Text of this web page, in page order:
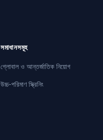
সমাধানসমূহ
গ্লোবাল ও আন্তর্জাতিক নিয়োগ
উচ্চ-পরিমাণ স্ক্রিনিং